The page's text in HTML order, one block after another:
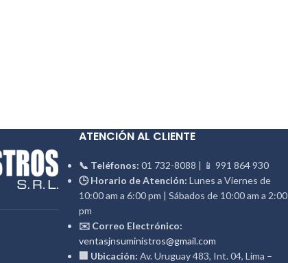
ATENCIÓN AL CLIENTE
📞 Teléfonos: 01 732-8088 | 📱 991 864 930
🕒 Horario de Atención: Lunes a Viernes de
10:00 am a 6:00 pm | Sábados de 10:00 am a 2:00
pm
✉️ Correo Electrónico:
ventasjnsuministros@gmail.com
🏢 Ubicación: Av. Uruguay 483, Int. 04, Lima –